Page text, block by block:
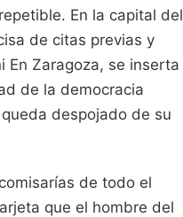
En la capital del
de citas previas y
En Zaragoza, se inserta
de la democracia
despojado de su
de todo el
que el hombre del